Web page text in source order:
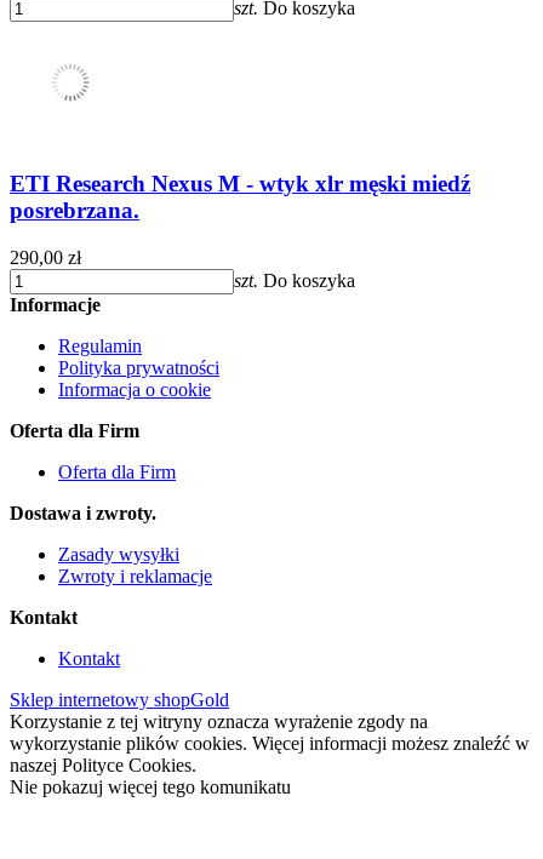
szt. Do koszyka
ETI Research Nexus M - wtyk xlr męski miedź
posrebrzana.
290,00 zł
szt. Do koszyka
Informacje
Regulamin
Polityka prywatności
Informacja o cookie
Oferta dla Firm
Oferta dla Firm
Dostawa i zwroty.
Zasady wysyłki
Zwroty i reklamacje
Kontakt
Kontakt
Sklep internetowy shopGold
Korzystanie z tej witryny oznacza wyrażenie zgody na
wykorzystanie plików cookies. Więcej informacji możesz znaleźć w
naszej Polityce Cookies.
Nie pokazuj więcej tego komunikatu